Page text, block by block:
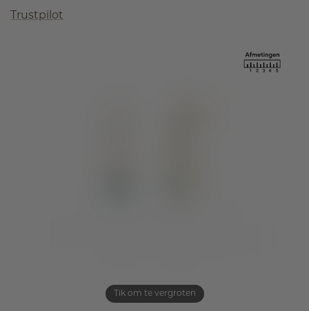
Tik om te vergroten
Trustpilot